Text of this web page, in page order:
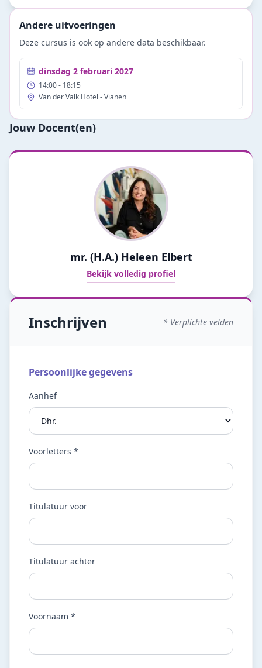
Andere uitvoeringen
Deze cursus is ook op andere data beschikbaar.
dinsdag 2 februari 2027
14:00- 18:15
Van der Valk Hotel - Vianen
Jouw Docent(en)
mr. (H.A.) Heleen Elbert
Bekijk volledig profiel
Inschrijven * Verplichte velden
Persoonlijke gegevens
Aanhef
Voorletters *
Titulatuur voor
Titulatuur achter
Voornaam *